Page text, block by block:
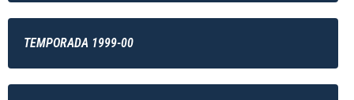
TEMPORADA 1999-00